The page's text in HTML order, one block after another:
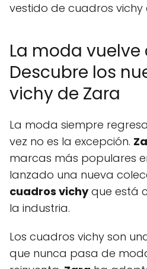
vestido de cuadros vichy
La moda vuelve
Descubre los
vichy de Zara
La moda siempre
vez no es la excepción.
marcas más populares
lanzado una nueva
cuadros vichyque está
la industria.
Los cuadros vichy son
que nunca pasa de